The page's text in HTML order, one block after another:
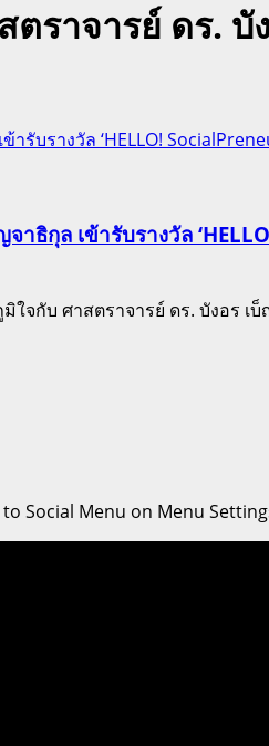
าจารย์ ดร. บั
บรางวัล ‘HELLO!
ธิกุล เข้ารับรางวัล
กับ ศาสตราจารย์ ดร. บังอร เ
Social Menu on Menu